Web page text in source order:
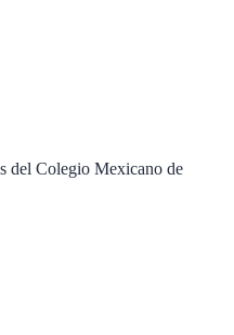
del Colegio Mexicano de